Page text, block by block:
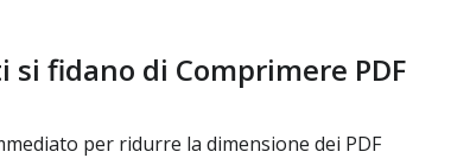
fidano di Comprimere PDF
per ridurre la dimensione dei PDF